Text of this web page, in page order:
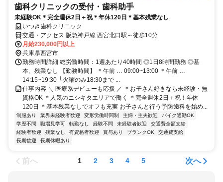
歯科クリニックの受付・歯科助手
未経験OK＊完全週休2日＋祝＊年休120日＊基本残業なし
いつき歯科クリニック
交通・アクセス 阪急神戸線 西宮北口駅～徒歩10分
月給230,000円以上
兵庫県西宮市
勤務時間詳細 総労働時間：1週あたり40時間 ◎1日8時間勤務 ◎基
本、残業なし 【勤務時間】 ＊午前 … 09:00~13:00 ＊午前 …
14:15~19:30 └火曜のみ18:30まで ...
仕事内容 ＼ 医療系デビューも応援 ／ ＊お子さん好きなら未経験・無
資格OK ＊人気のニシキタエリアで働く ＊完全週休2日＋祝！年休
120日 ＊基本残業なしでオフも充実 お子さんと行う予防歯科を始め...
制服あり 業界未経験者歓迎 変形労働時間制 主婦・主夫歓迎
バイク通勤OK
学歴不問
職場見学可 転勤なし 経験不問 未経験者歓迎
交通費全額支給
経験者歓迎
残業なし 有資格者歓迎 賞与あり ブランクOK
交通費支給
長期歓迎
長期休暇あり
前へ 1 2 3 4 5 次へ